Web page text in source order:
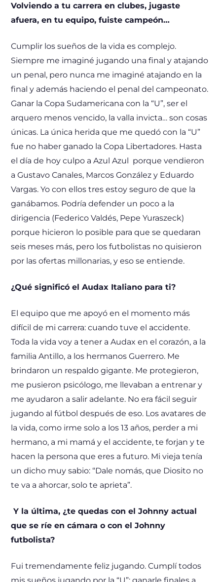
Volviendo a tu carrera en clubes, jugaste
afuera, en tu equipo, fuiste campeón…
Cumplir los sueños de la vida es complejo.
Siempre me imaginé jugando una final y atajando
un penal, pero nunca me imaginé atajando en la
final y además haciendo el penal del campeonato.
Ganar la Copa Sudamericana con la “U”, ser el
arquero menos vencido, la valla invicta… son cosas
únicas. La única herida que me quedó con la “U”
fue no haber ganado la Copa Libertadores. Hasta
el día de hoy culpo a Azul Azul porque vendieron
a Gustavo Canales, Marcos González y Eduardo
Vargas. Yo con ellos tres estoy seguro de que la
ganábamos. Podría defender un poco a la
dirigencia (Federico Valdés, Pepe Yuraszeck)
porque hicieron lo posible para que se quedaran
seis meses más, pero los futbolistas no quisieron
por las ofertas millonarias, y eso se entiende.
¿Qué significó el Audax Italiano para ti?
El equipo que me apoyó en el momento más
difícil de mi carrera: cuando tuve el accidente.
Toda la vida voy a tener a Audax en el corazón, a la
familia Antillo, a los hermanos Guerrero. Me
brindaron un respaldo gigante. Me protegieron,
me pusieron psicólogo, me llevaban a entrenar y
me ayudaron a salir adelante. No era fácil seguir
jugando al fútbol después de eso. Los avatares de
la vida, como irme solo a los 13 años, perder a mi
hermano, a mi mamá y el accidente, te forjan y te
hacen la persona que eres a futuro. Mi vieja tenía
un dicho muy sabio: “Dale nomás, que Diosito no
te va a ahorcar, solo te aprieta”.
Y la última, ¿te quedas con el Johnny actual
que se ríe en cámara o con el Johnny
futbolista?
Fui tremendamente feliz jugando. Cumplí todos